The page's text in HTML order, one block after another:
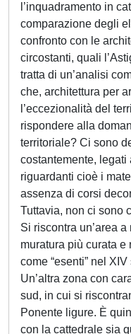
l’inquadramento in
comparazione degli
confronto con le
circostanti, quali
tratta di un’analisi
che, architettura per
l’eccezionalità del
rispondere alla
territoriale? Ci sono
costantemente, legati
riguardanti cioè i
assenza di corsi
Tuttavia, non ci sono
Si riscontra un’area
muratura più curata
come “esenti” nel
Un’altra zona con
sud, in cui si
Ponente ligure. È
con la cattedrale sia